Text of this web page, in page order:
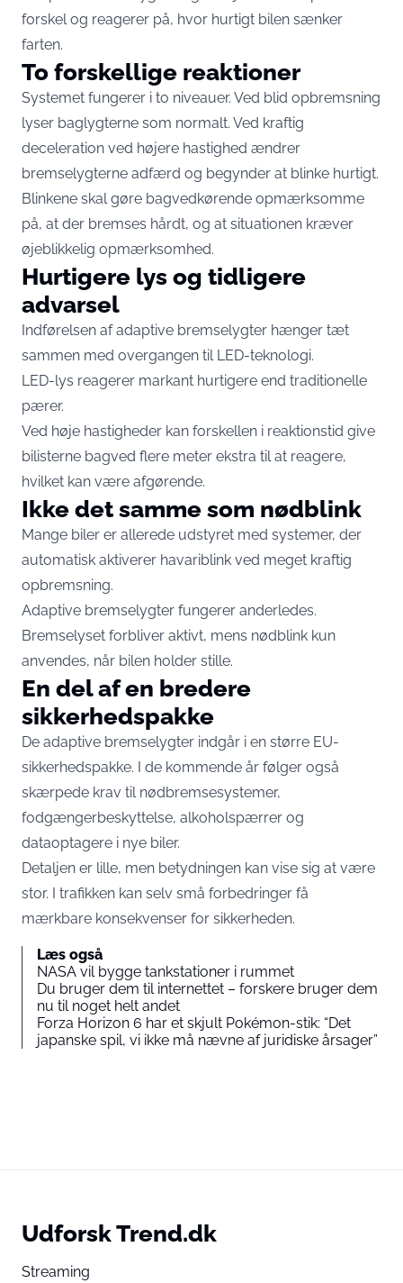
forskel og reagerer på, hvor hurtigt bilen sænker
farten.
To forskellige reaktioner
Systemet fungerer i to niveauer. Ved blid opbremsning
lyser baglygterne som normalt. Ved kraftig
deceleration ved højere hastighed ændrer
bremselygterne adfærd og begynder at blinke hurtigt.
Blinkene skal gøre bagvedkørende opmærksomme
på, at der bremses hårdt, og at situationen kræver
øjeblikkelig opmærksomhed.
Hurtigere lys og tidligere
advarsel
Indførelsen af adaptive bremselygter hænger tæt
sammen med overgangen til LED-teknologi.
LED-lys reagerer markant hurtigere end traditionelle
pærer.
Ved høje hastigheder kan forskellen i reaktionstid give
bilisterne bagved flere meter ekstra til at reagere,
hvilket kan være afgørende.
Ikke det samme som nødblink
Mange biler er allerede udstyret med systemer, der
automatisk aktiverer havariblink ved meget kraftig
opbremsning.
Adaptive bremselygter fungerer anderledes.
Bremselyset forbliver aktivt, mens nødblink kun
anvendes, når bilen holder stille.
En del af en bredere
sikkerhedspakke
De adaptive bremselygter indgår i en større EU-
sikkerhedspakke. I de kommende år følger også
skærpede krav til nødbremsesystemer,
fodgængerbeskyttelse, alkoholspærrer og
dataoptagere i nye biler.
Detaljen er lille, men betydningen kan vise sig at være
stor. I trafikken kan selv små forbedringer få
mærkbare konsekvenser for sikkerheden.
Læs også
NASA vil bygge tankstationer i rummet
Du bruger dem til internettet – forskere bruger dem
nu til noget helt andet
Forza Horizon 6 har et skjult Pokémon-stik: “Det
japanske spil, vi ikke må nævne af juridiske årsager”
Udforsk Trend.dk
Streaming